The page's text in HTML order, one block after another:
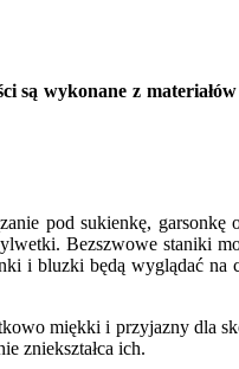
są wykonane z
pod sukienkę,
Bezszwowe staniki
i bluzki będą wyglądać na
miękki i przyjazny dla
zniekształca ich.